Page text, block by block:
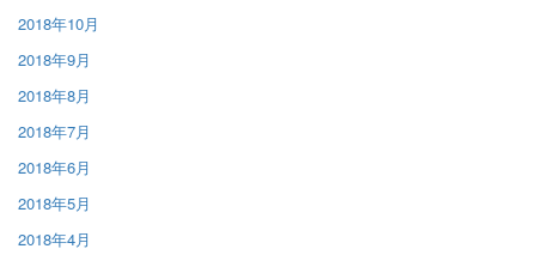
2018年10月
2018年9月
2018年8月
2018年7月
2018年6月
2018年5月
2018年4月